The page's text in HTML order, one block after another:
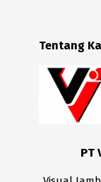
Tentang
PT